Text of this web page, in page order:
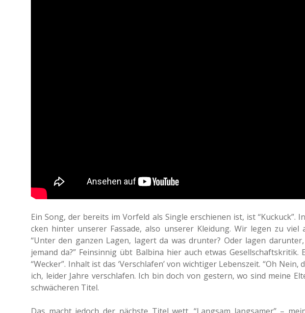
Ein Song, der bereits im Vor­feld als Single erschie­nen ist, ist
cken hinter unse­rer Fas­sa­de, also unse­rer Klei­dung. Wir legen zu viel
“Unter den ganzen Lagen, lagert da was drun­ter? Oder lagen
jemand da?” Fein­sin­nig übt Bal­bi­na hier auch etwas
“Wecker”. Inhalt ist das ‘Ver­schla­fen’ von wich­ti­ger Lebens­zeit. “Oh
ich, leider Jahre ver­schla­fen. Ich bin doch von ges­tern, wo sind meine
schwä­che­ren Titel.